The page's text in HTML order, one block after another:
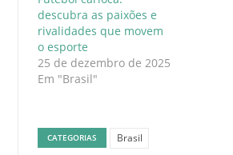
descubra as paixões e
rivalidades que movem
o esporte
25 de dezembro de 2025
Em "Brasil"
CATEGORIAS Brasil